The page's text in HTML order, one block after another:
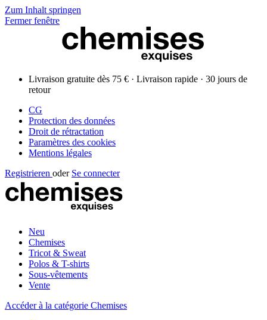
Zum Inhalt springen
Fermer fenêtre
Livraison gratuite dès 75 € · Livraison rapide · 30 jours de
retour
CG
Protection des données
Droit de rétractation
Paramètres des cookies
Mentions légales
Registrieren oder Se connecter
Neu
Chemises
Tricot & Sweat
Polos & T-shirts
Sous-vêtements
Vente
Accéder à la catégorie Chemises